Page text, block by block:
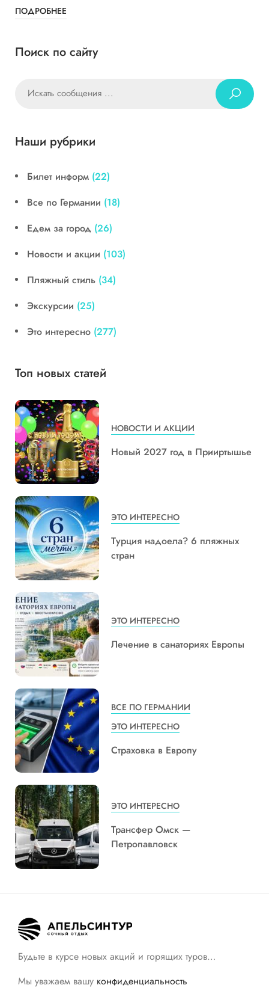
ПОДРОБНЕЕ
Поиск по сайту
Наши рубрики
Билет информ (22)
Все по Германии (18)
Едем за город (26)
Новости и акции (103)
Пляжный стиль (34)
Экскурсии (25)
Это интересно (277)
Топ новых статей
НОВОСТИ И АКЦИИ
Новый 2027 год в Прииртышье
ЭТО ИНТЕРЕСНО
Турция надоела? 6 пляжных
стран
ЭТО ИНТЕРЕСНО
Лечение в санаториях Европы
ВСЕ ПО ГЕРМАНИИ
ЭТО ИНТЕРЕСНО
Страховка в Европу
ЭТО ИНТЕРЕСНО
Трансфер Омск —
Петропавловск
Будьте в курсе новых акций и горящих туров…
Мы уважаем вашу конфиденциальность